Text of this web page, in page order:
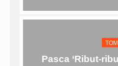
Pasca ‘Ribut-